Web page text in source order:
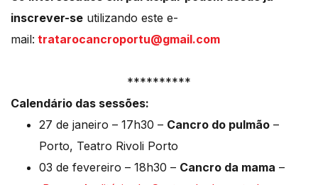
inscrever-se utilizando este e-
mail: tratarocancroportu@gmail.com
**********
Calendário das sessões:
27 de janeiro – 17h30 – Cancro do pulmão –
Porto, Teatro Rivoli Porto
03 de fevereiro – 18h30 – Cancro da mama –